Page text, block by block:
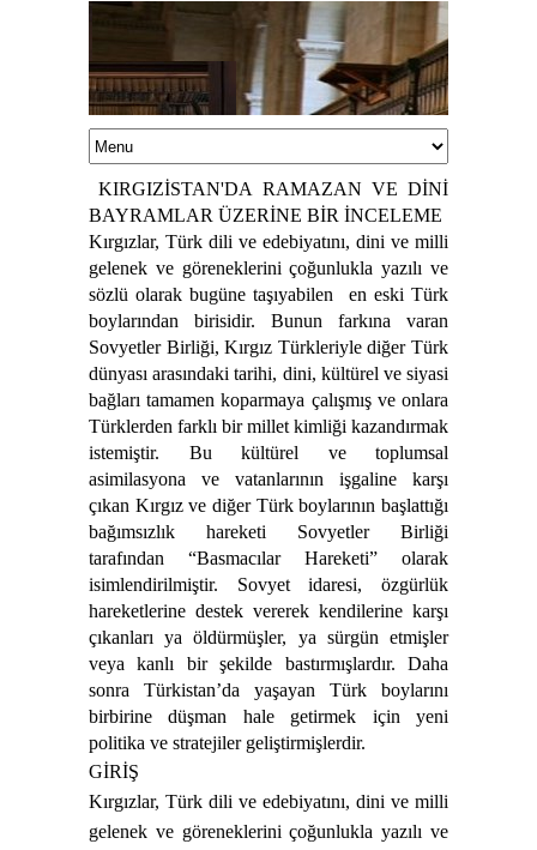
Prof. Dr. Sönmez Kutlu
KIRGIZİSTAN'DA RAMAZAN VE DİNİ
BAYRAMLAR ÜZERİNE BİR İNCELEME
Kırgızlar, Türk dili ve edebiyatını, dini ve milli
gelenek ve göreneklerini çoğunlukla yazılı ve
sözlü olarak bugüne taşıyabilen
en eski Türk
boylarından birisidir. Bunun farkına varan
Sovyetler Birliği, Kırgız Türkleriyle diğer Türk
dünyası arasındaki tarihi, dini, kültürel ve siyasi
bağları tamamen koparmaya çalışmış ve onlara
Türklerden farklı bir millet kimliği kazandırmak
istemiştir. Bu kültürel ve toplumsal
asimilasyona ve vatanlarının işgaline karşı
çıkan Kırgız ve diğer Türk boylarının başlattığı
bağımsızlık hareketi Sovyetler Birliği
tarafından “Basmacılar Hareketi” olarak
isimlendirilmiştir. Sovyet idaresi, özgürlük
hareketlerine destek vererek kendilerine karşı
çıkanları ya öldürmüşler, ya sürgün etmişler
veya kanlı bir şekilde bastırmışlardır. Daha
sonra Türkistan’da yaşayan Türk boylarını
birbirine düşman hale getirmek için yeni
politika ve stratejiler geliştirmişlerdir.
GİRİŞ
Kırgızlar, Türk dili ve edebiyatını, dini ve milli
gelenek ve göreneklerini çoğunlukla yazılı ve